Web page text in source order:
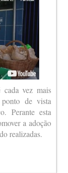
vez mais
de vista
Perante esta
a adoção
realizadas.